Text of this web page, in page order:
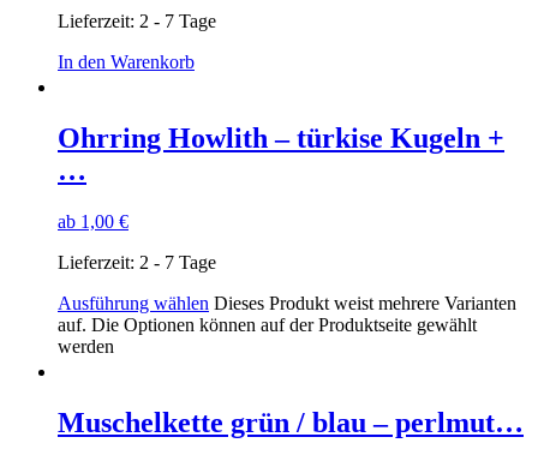
Lieferzeit: 2 - 7 Tage
In den Warenkorb
Ohrring Howlith – türkise Kugeln +
…
ab 1,00 €
Lieferzeit: 2 - 7 Tage
Ausführung wählen Dieses Produkt weist mehrere Varianten
auf. Die Optionen können auf der Produktseite gewählt
werden
Muschelkette grün / blau – perlmut…